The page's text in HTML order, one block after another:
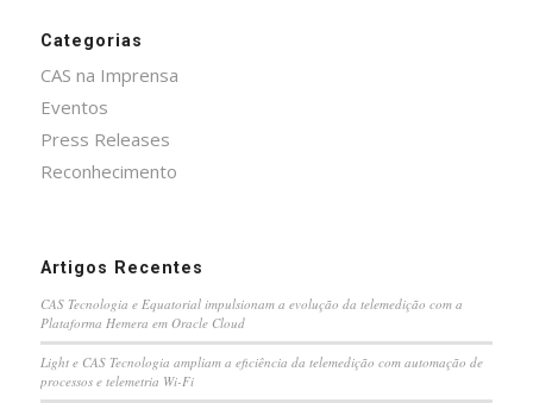
Categorias
CAS na Imprensa
Eventos
Press Releases
Reconhecimento
Artigos Recentes
CAS Tecnologia e Equatorial impulsionam a evolução da telemedição com a
Plataforma Hemera em Oracle Cloud
Light e CAS Tecnologia ampliam a eficiência da telemedição com automação de
processos e telemetria Wi-Fi